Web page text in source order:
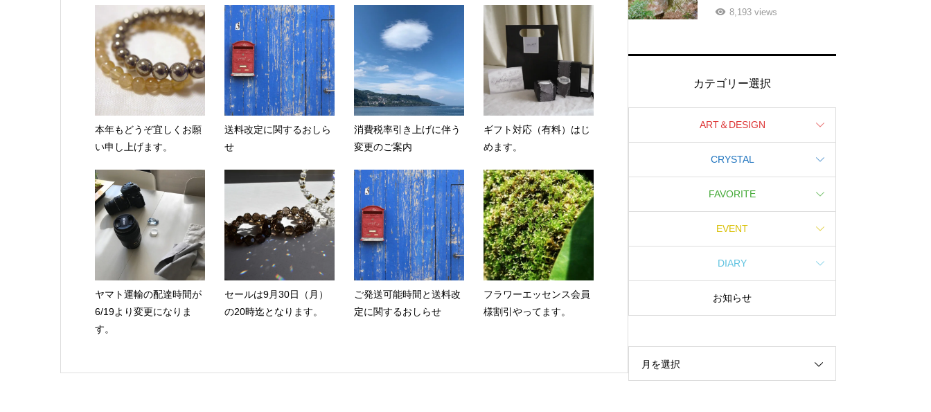
本年もどうぞ宜しくお願
い申し上げます。
送料改定に関するおしら
せ
消費税率引き上げに伴う
変更のご案内
ギフト対応（有料）はじ
めます。
ヤマト運輸の配達時間が
6/19より変更になりま
す。
セールは9月30日（月）
の20時迄となります。
ご発送可能時間と送料改
定に関するおしらせ
フラワーエッセンス会員
様割引やってます。
8,193 views
カテゴリー選択
ART＆DESIGN
CRYSTAL
FAVORITE
EVENT
DIARY
お知らせ
月を選択